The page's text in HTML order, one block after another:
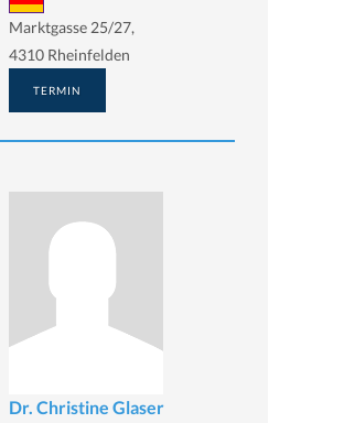
Marktgasse 25/27,
4310 Rheinfelden
TERMIN
Dr. Christine Glaser